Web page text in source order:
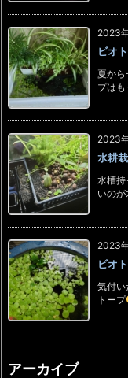
2023
ビオ
夏から
プは
2023
水耕
水槽持
いの
2023
ビオ
気付い
トープ
アーカイブ